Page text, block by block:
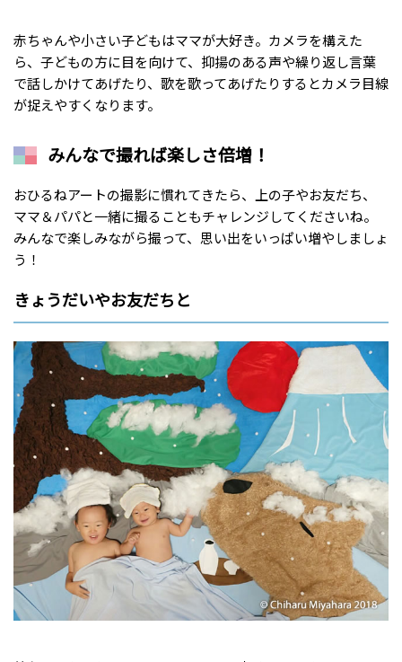
赤ちゃんや小さい子どもはママが大好き。カメラを構えた
ら、子どもの方に目を向けて、抑揚のある声や繰り返し言葉
で話しかけてあげたり、歌を歌ってあげたりするとカメラ目線
が捉えやすくなります。
みんなで撮れば楽しさ倍増！
おひるねアートの撮影に慣れてきたら、上の子やお友だち、
ママ＆パパと一緒に撮ることもチャレンジしてくださいね。
みんなで楽しみながら撮って、思い出をいっぱい増やしましょ
う！
きょうだいやお友だちと